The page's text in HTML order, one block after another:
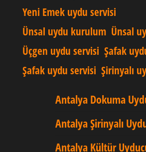
Yeni Emek uydu servisi
Ünsal uydu kurulum Ünsal
Üçgen uydu servisi Şafak
Şafak uydu servisi Şirinyalı
Antalya Dokuma
Antalya Şirinyalı
Antalya Kültür